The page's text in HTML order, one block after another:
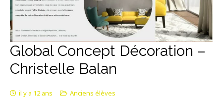
Global Concept Décoration –
Christelle Balan
il y a 12 ans Anciens élèves